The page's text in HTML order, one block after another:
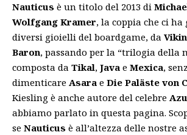
Nauticus è un titolo del 2013 di
Wolfgang Kramer, la coppia che ci
diversi gioielli del boardgame, da
Baron, passando per la “trilogia della
composta da Tikal, Java e Mexica,
dimenticare Asara e Die Paläste von
Kiesling è anche autore del celebre
abbiamo parlato in questa pagina.
se Nauticus è all’altezza delle nostre